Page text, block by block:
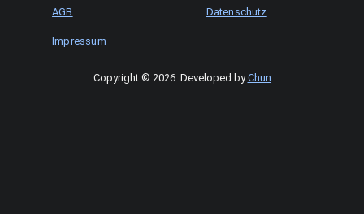
AGB Datenschutz
Impressum
Copyright © 2026. Developed byChun